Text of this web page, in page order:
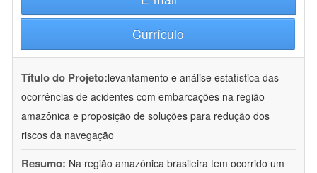
Currículo
Título do Projeto:levantamento e análise estatística das
ocorrências de acidentes com embarcações na região
amazônica e proposição de soluções para redução dos
riscos da navegação
Resumo: Na região amazônica brasileira tem ocorrido um